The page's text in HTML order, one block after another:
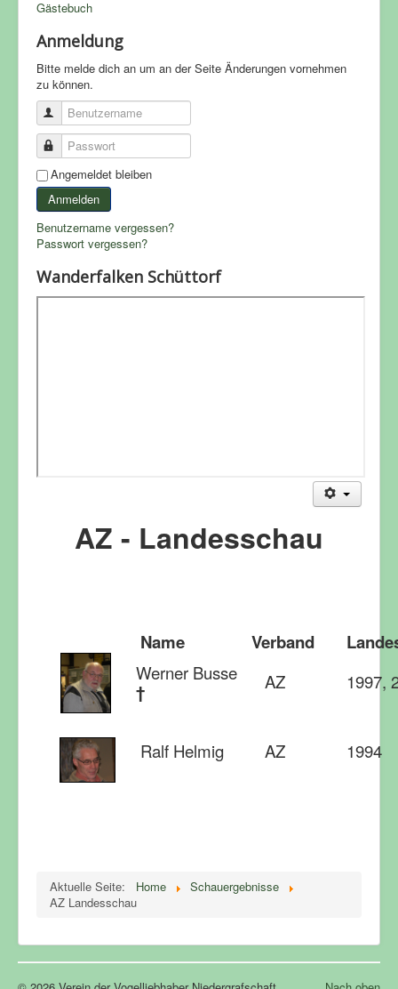
Gästebuch
Anmeldung
Bitte melde dich an um an der Seite Änderungen vornehmen
zu können.
Benutzername
Passwort
Angemeldet bleiben
Anmelden
Benutzername vergessen?
Passwort vergessen?
Wanderfalken Schüttorf
AZ - Landesschau
Name Verband
Werner Busse
† AZ 1997,
Ralf Helmig AZ 1994
Aktuelle Seite: Home
Schauergebnisse
AZ Landesschau